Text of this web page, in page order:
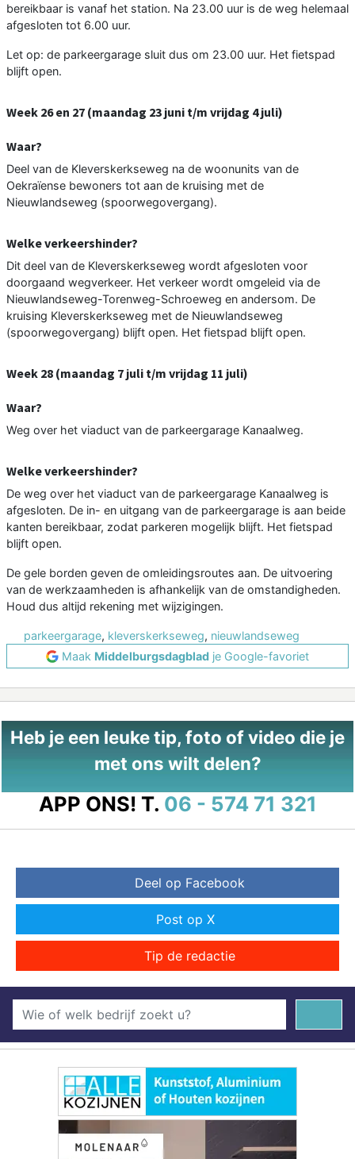
bereikbaar is vanaf het station. Na 23.00 uur is de weg helemaal
afgesloten tot 6.00 uur.
Let op: de parkeergarage sluit dus om 23.00 uur. Het fietspad
blijft open.
Week 26 en 27 (maandag 23 juni t/m vrijdag 4 juli)
Waar?
Deel van de Kleverskerkseweg na de woonunits van de
Oekraïense bewoners tot aan de kruising met de
Nieuwlandseweg (spoorwegovergang).
Welke verkeershinder?
Dit deel van de Kleverskerkseweg wordt afgesloten voor
doorgaand wegverkeer. Het verkeer wordt omgeleid via de
Nieuwlandseweg-Torenweg-Schroeweg en andersom. De
kruising Kleverskerkseweg met de Nieuwlandseweg
(spoorwegovergang) blijft open. Het fietspad blijft open.
Week 28 (maandag 7 juli t/m vrijdag 11 juli)
Waar?
Weg over het viaduct van de parkeergarage Kanaalweg.
Welke verkeershinder?
De weg over het viaduct van de parkeergarage Kanaalweg is
afgesloten. De in- en uitgang van de parkeergarage is aan beide
kanten bereikbaar, zodat parkeren mogelijk blijft. Het fietspad
blijft open.
De gele borden geven de omleidingsroutes aan. De uitvoering
van de werkzaamheden is afhankelijk van de omstandigheden.
Houd dus altijd rekening met wijzigingen.
parkeergarage, kleverskerkseweg, nieuwlandseweg
Maak Middelburgsdagblad je Google-favoriet
Heb je een leuke tip, foto of video die je
met ons wilt delen?
APP ONS! T. 06 - 574 71 321
Deel op Facebook
Post op X
Tip de redactie